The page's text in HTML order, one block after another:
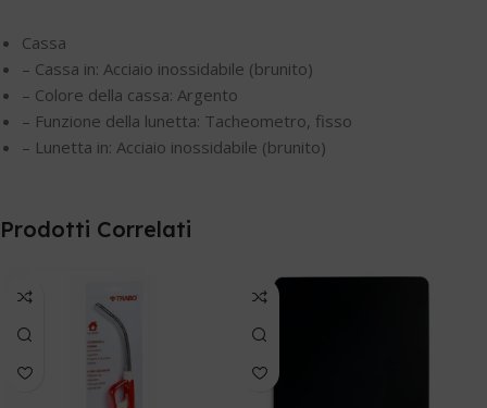
Cassa
– Cassa in: Acciaio inossidabile (brunito)
– Colore della cassa: Argento
– Funzione della lunetta: Tacheometro, fisso
– Lunetta in: Acciaio inossidabile (brunito)
Prodotti Correlati